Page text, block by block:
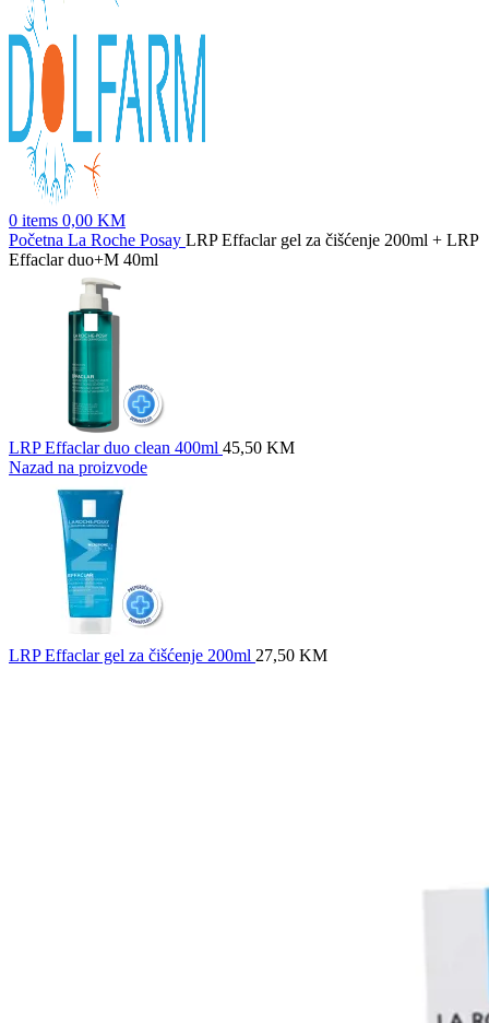
0 items 0,00 KM
Početna La Roche Posay LRP Effaclar gel za čišćenje 200ml + LRP
Effaclar duo+M 40ml
LRP Effaclar duo clean 400ml 45,50 KM
Nazad na proizvode
LRP Effaclar gel za čišćenje 200ml 27,50 KM